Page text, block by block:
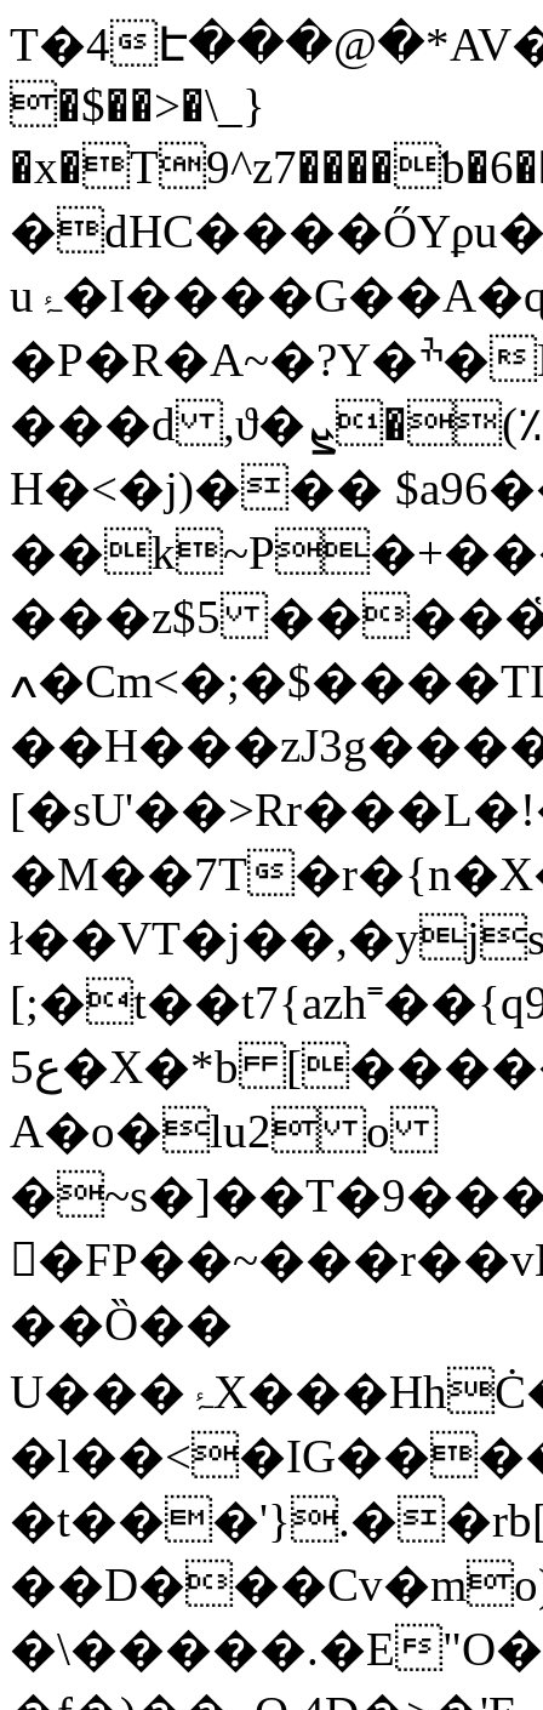
T�4
�$��>�\_}
uۂ�I����G��A�ɋ����G�t����A�
�P�R�A~�?Y�ׯ�H�-
���d ,ϑ�ܡ�#~�؉)�ܨAӱ��&T\r��ev����x����e)#g? v-
H�<�j)���
���z$5
ߍ�Cm<�;�$����TIA5��Y�D���
[�sU'
�M��7T
5ع�X�*b [�������1��������Gu=�|
A�o�lu2 o
��Ȍ��
U���ۂX���HhĊ�ƵE+���F��0\��:׺��� fY��]���&�W!
�\�����.�E